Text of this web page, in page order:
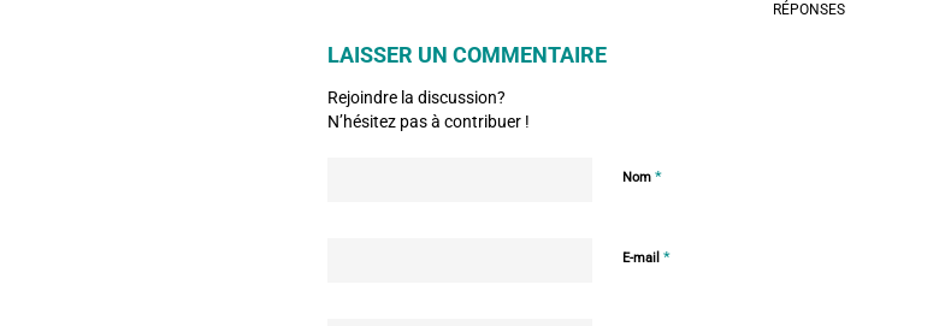
RÉPONSES
LAISSER UN COMMENTAIRE
Rejoindre la discussion?
N’hésitez pas à contribuer !
Nom *
E-mail *